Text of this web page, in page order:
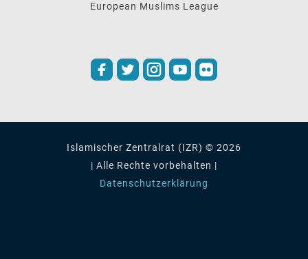
European Muslims League
Islamischer Zentralrat (IZR) © 2026
| Alle Rechte vorbehalten |
Datenschutzerklärung